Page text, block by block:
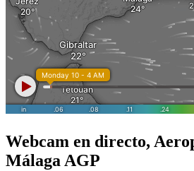
Webcam en directo,
Málaga AGP